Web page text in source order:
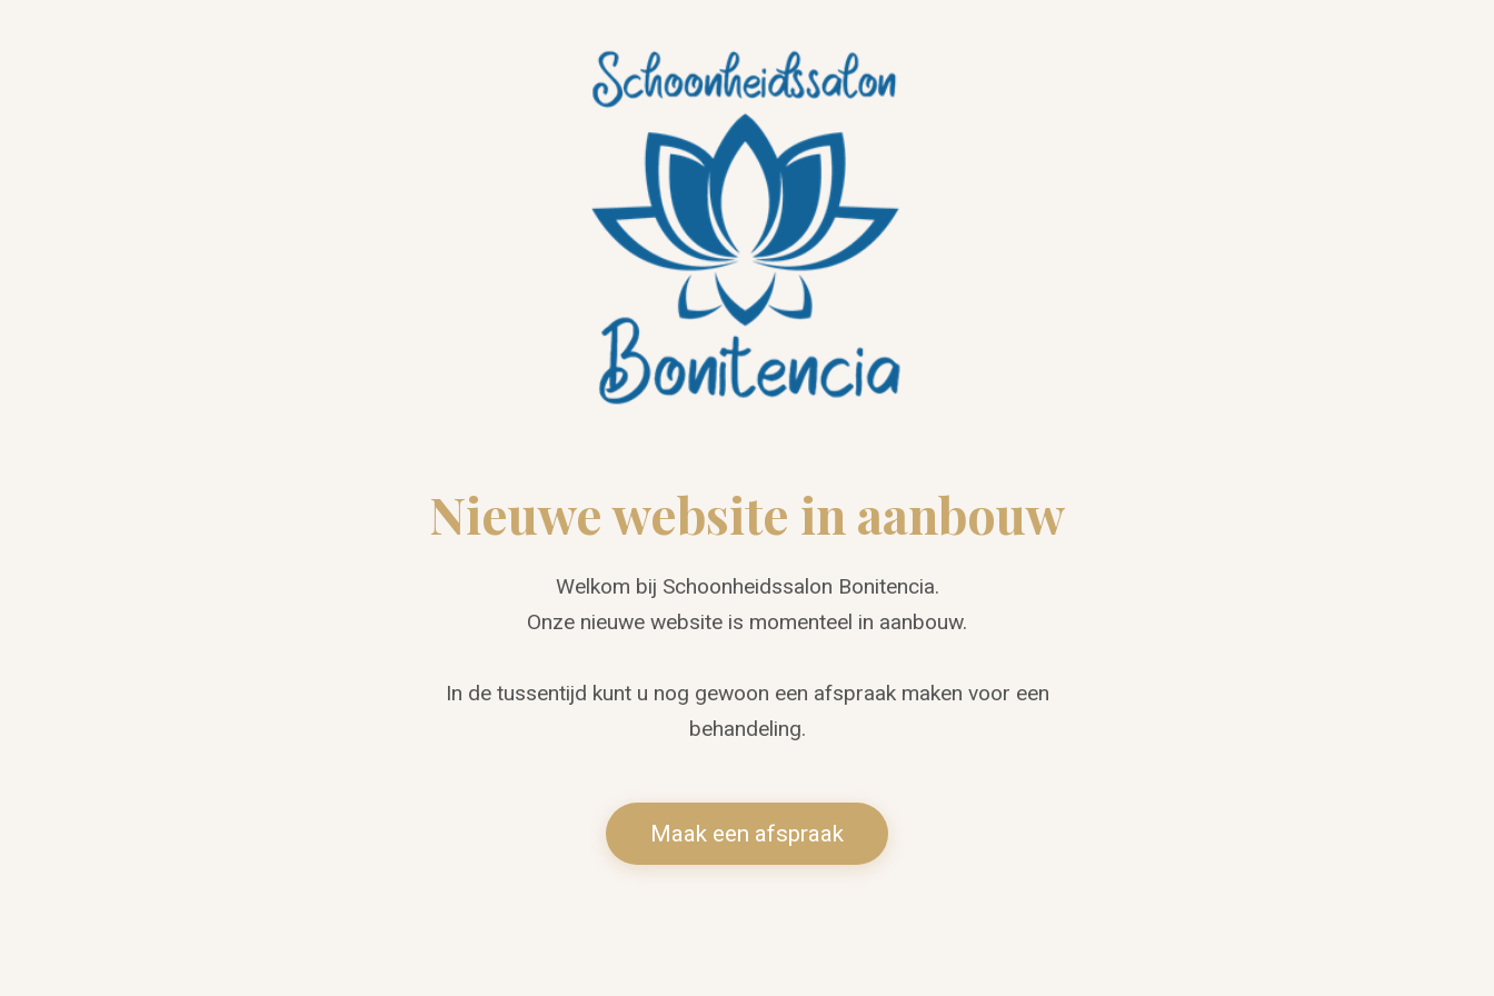
Nieuwe website in aanbouw
Welkom bij Schoonheidssalon Bonitencia.
Onze nieuwe website is momenteel in aanbouw.
In de tussentijd kunt u nog gewoon een afspraak maken voor een
behandeling.
Maak een afspraak